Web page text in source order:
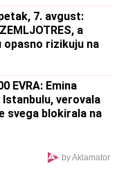
7. avgust:
a
opasno rizikuju na
EVRA: Emina
verovala
svega blokirala na
by Aklamator